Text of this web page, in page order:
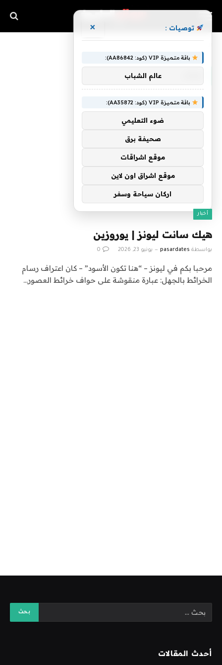
أخبار
هيك سانت ليونز | يوروزين
بواسطة pasardates يونيو 23, 2026 0
مرحبا بكم في ليونز – “هنا تكون الأسود” – كان اعتراف رسام
الخرائط بالجهل: عبارة منقوشة على حواف خرائط العصور…
أحدث المقالات
توصيات : ×
باقة متميزة VIP (كود: AA86842):
عالم الشباب
باقة متميزة VIP (كود: AA35872):
ضوء التعليمي
صحيفة برق
موقع اشراقات
موقع اشراق اون لاين
اركان سياحة وسفر